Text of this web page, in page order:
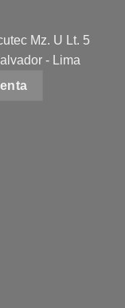
Mz. U Lt. 5
- Lima